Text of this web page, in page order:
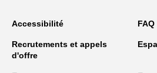
Accessibilité FAQ
Recrutements et appels
d'offre